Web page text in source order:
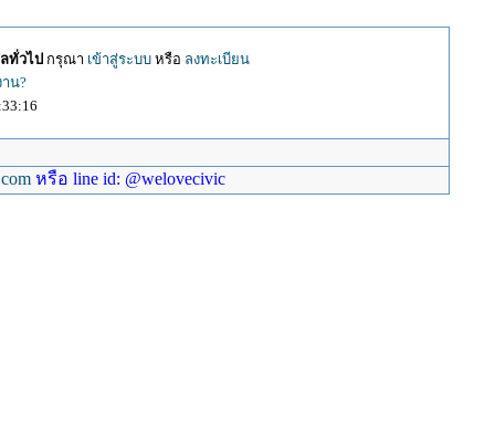
ทั่วไป กรุณา เข้าสู่ระบบหรือ ลงทะเบียน
น?
หรือ line id: @welovecivic